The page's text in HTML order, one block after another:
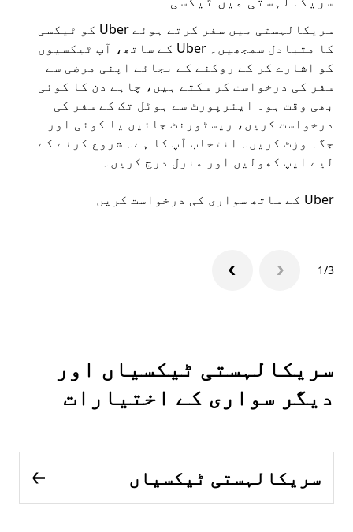
سریکالہستی میں سفر کرتے ہوئے Uber کو ٹیکسی
کا متبادل سمجھیں۔ Uber کے ساتھ، آپ ٹیکسیوں
کو اشارے کر کے روکنے کے بجائے اپنی مرضی سے
سفر کی درخواست کر سکتے ہیں، چاہے دن کا کوئی
بھی وقت ہو۔ ایئرپورٹ سے ہوٹل تک کے سفر کی
درخواست کریں، ریسٹورنٹ جائیں یا کوئی اور
جگہ وزٹ کریں۔ انتخاب آپ کا ہے۔ شروع کرنے کے
لیے ایپ کھولیں اور منزل درج کریں۔
Uber کے ساتھ سواری کی درخواست کریں
1/3
سریکالہستی ٹیکسیاں اور
دیگر سواری کے اختیارات
سریکالہستی ٹیکسیاں